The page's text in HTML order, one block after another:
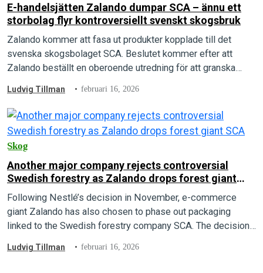
E-handelsjätten Zalando dumpar SCA – ännu ett
storbolag flyr kontroversiellt svenskt skogsbruk
Zalando kommer att fasa ut produkter kopplade till det
svenska skogsbolaget SCA. Beslutet kommer efter att
Zalando beställt en oberoende utredning för att granska
Ludvig Tillman februari 16, 2026
Skog
Another major company rejects controversial
Swedish forestry as Zalando drops forest giant
SCA
Following Nestlé’s decision in November, e-commerce
giant Zalando has also chosen to phase out packaging
linked to the Swedish forestry company SCA. The decision
investigation.
Ludvig Tillman februari 16, 2026